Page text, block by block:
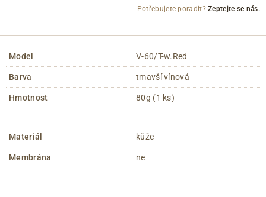
Potřebujete poradit?Zeptejte se nás.
Model V-60/T-w.Red
Barva tmavší vínová
Hmotnost 80g (1 ks)
Materiál kůže
Membrána ne